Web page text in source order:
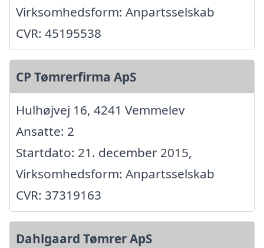
Virksomhedsform: Anpartsselskab
CVR: 45195538
CP Tømrerfirma ApS
Hulhøjvej 16, 4241 Vemmelev
Ansatte: 2
Startdato: 21. december 2015,
Virksomhedsform: Anpartsselskab
CVR: 37319163
Dahlgaard Tømrer ApS